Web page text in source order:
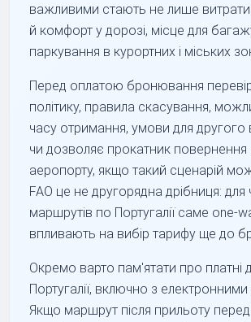
важливими стають не лише
й комфорт у дорозі, місце для
паркування в курортних і міських
Перед оплатою бронювання
політику, правила скасування,
часу отримання, умови для другого
чи дозволяє прокатник
аеропорту, якщо такий сценарій
FAO це не другорядна дрібниця: для
маршрутів по Португалії саме one-
впливають на вибір тарифу ще до
Окремо варто пам'ятати про платні
Португалії, включно з електронними
Якщо маршрут після прильоту